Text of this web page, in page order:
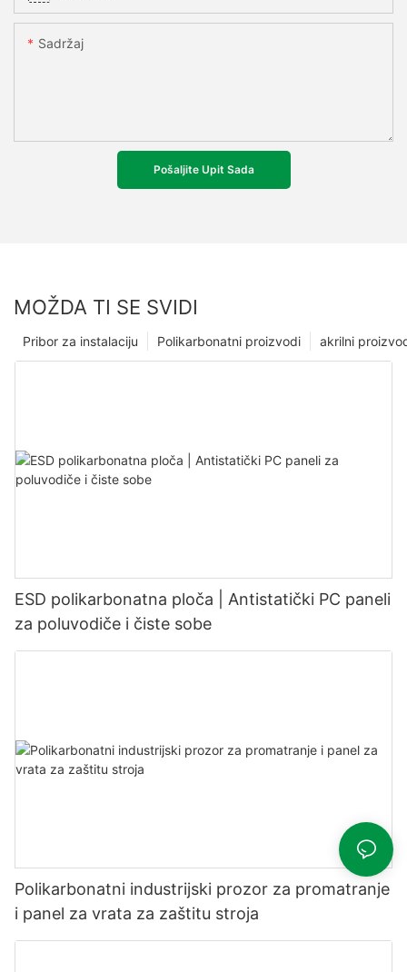
Sadržaj
Pošaljite Upit Sada
MOŽDA TI SE SVIDI
akrilni
Polikarbonatni proizvodi
Pribor za instalaciju
ESD polikarbonatna ploča | Antistatički PC paneli
za poluvodiče i čiste sobe
Polikarbonatni industrijski prozor za promatranje
i panel za vrata za zaštitu stroja